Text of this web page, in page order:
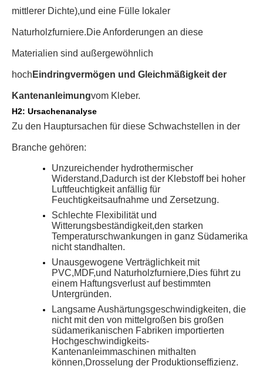
mittlerer Dichte),und eine Fülle lokaler
Naturholzfurniere.Die Anforderungen an diese
Materialien sind außergewöhnlich
hoch Eindringvermögen und Gleichmäßigkeit der
Kantenanleimungvom Kleber.
H2: Ursachenanalyse
Zu den Hauptursachen für diese Schwachstellen in der
Branche gehören:
Unzureichender hydrothermischer
Widerstand,Dadurch ist der Klebstoff bei hoher
Luftfeuchtigkeit anfällig für
Feuchtigkeitsaufnahme und Zersetzung.
Schlechte Flexibilität und
Witterungsbeständigkeit,den starken
Temperaturschwankungen in ganz Südamerika
nicht standhalten.
Unausgewogene Verträglichkeit mit
PVC,MDF,und Naturholzfurniere,Dies führt zu
einem Haftungsverlust auf bestimmten
Untergründen.
Langsame Aushärtungsgeschwindigkeiten, die
nicht mit den von mittelgroßen bis großen
südamerikanischen Fabriken importierten
Hochgeschwindigkeits-
Kantenanleimmaschinen mithalten
können,Drosselung der Produktionseffizienz.